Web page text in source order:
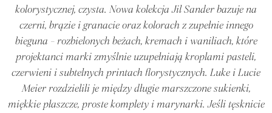
kolorystycznej, czysta. Nowa kolekcja Jil Sander bazuje na
czerni, brązie i granacie oraz kolorach z zupełnie innego
bieguna - rozbielonych beżach, kremach i waniliach, które
projektanci marki zmyślnie uzupełniają kroplami pasteli,
czerwieni i subtelnych printach florystycznych. Luke i Lucie
Meier rozdzielili je między długie marszczone sukienki,
miękkie płaszcze, proste komplety i marynarki. Jeśli tęsknicie